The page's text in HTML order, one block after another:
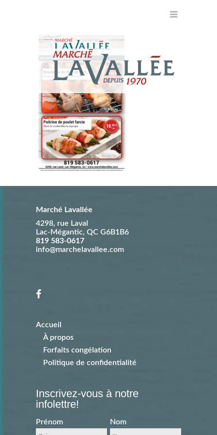
Marché Lavallée
4298, rue Laval
Lac-Mégantic, QC G6B1B6
819 583-0617
info@marchelavallee.com
Accueil
À propos
Forfaits congélation
Politique de confidentialité
Inscrivez-vous à notre
infolettre!
Prénom Nom